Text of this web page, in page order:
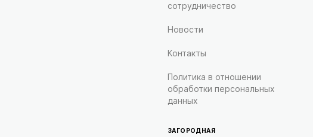
сотрудничество
Новости
Контакты
Политика в отношении
обработки персональных
данных
ЗАГОРОДНАЯ